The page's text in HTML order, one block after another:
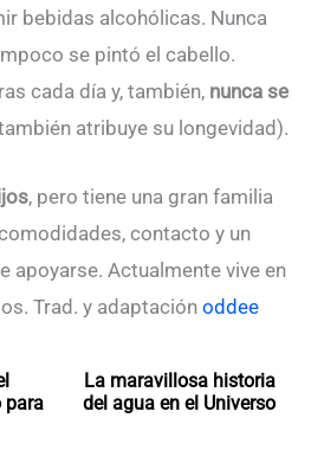
bebidas alcohólicas. Nunca
se pintó el cabello.
cada día y, también, nunca se
atribuye su longevidad).
, pero tiene una gran familia
contacto y un
apoyarse. Actualmente vive en
Trad. y adaptaciónoddee
para
La maravillosa historia
del agua en el Universo